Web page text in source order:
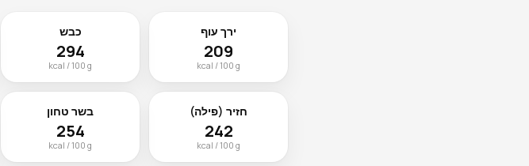
ירך עוף
209
kcal / 100 g
כבש
294
kcal / 100 g
חזיר (פילה)
242
kcal / 100 g
בשר טחון
254
kcal / 100 g